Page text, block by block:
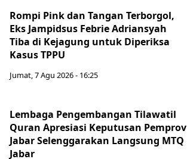
Rompi Pink dan Tangan Terborgol,
Eks Jampidsus Febrie Adriansyah
Tiba di Kejagung untuk Diperiksa
Kasus TPPU
Jumat, 7 Agu 2026 - 16:25
Lembaga Pengembangan Tilawatil
Quran Apresiasi Keputusan Pemprov
Jabar Selenggarakan Langsung MTQ
Jabar